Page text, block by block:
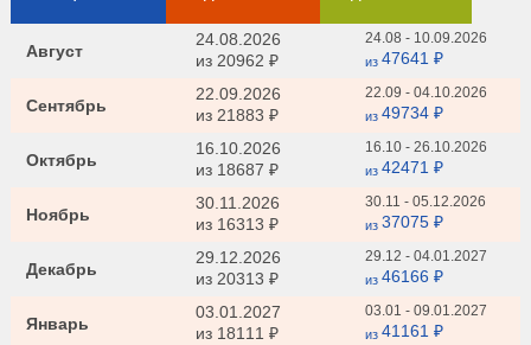
Август
24.08.2026
из 20962 ₽
24.08 - 10.09.2026
из 47641 ₽
Сентябрь
22.09.2026
из 21883 ₽
22.09 - 04.10.2026
из 49734 ₽
Октябрь
16.10.2026
из 18687 ₽
16.10 - 26.10.2026
из 42471 ₽
Ноябрь
30.11.2026
из 16313 ₽
30.11 - 05.12.2026
из 37075 ₽
Декабрь
29.12.2026
из 20313 ₽
29.12 - 04.01.2027
из 46166 ₽
Январь
03.01.2027
из 18111 ₽
03.01 - 09.01.2027
из 41161 ₽